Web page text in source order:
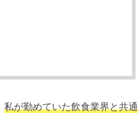
私が勤めていた飲食業界と共通